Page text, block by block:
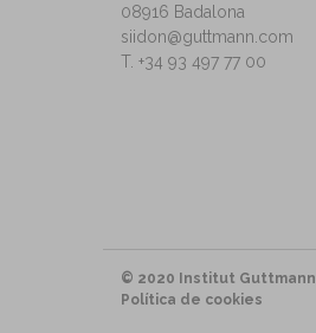
08916 Badalona
siidon@guttmann.com
T. +34 93 497 77 00
© 2020 Institut Guttmann
Política de cookies